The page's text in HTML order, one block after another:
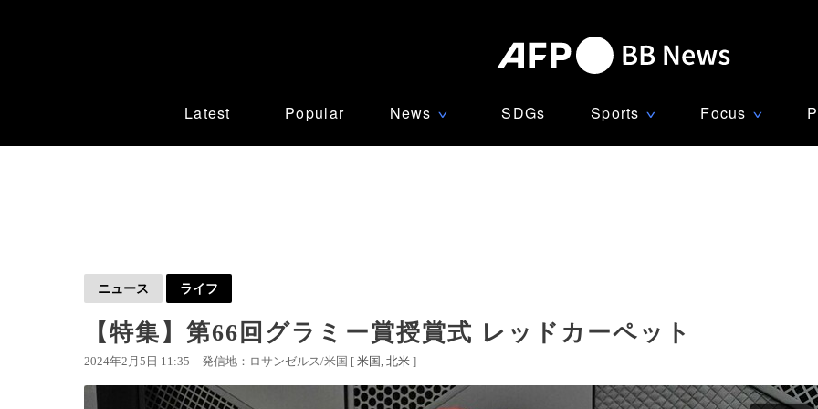
Latest Popular News ∨ SDGs Sports ∨ Focus ∨
ニュース ライフ
【特集】第66回グラミー賞授賞式 レッドカーペット
2024年2月5日 11:35 発信地：ロサンゼルス/米国 [ 米国 北米 ]